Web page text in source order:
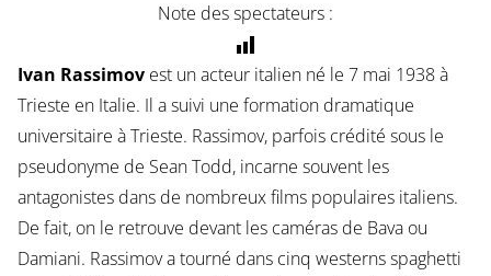
Note des spectateurs :
Ivan Rassimovest un acteur italien né le 7 mai 1938 à
Trieste en Italie. Il a suivi une formation dramatique
universitaire à Trieste. Rassimov, parfois crédité sous le
pseudonyme de Sean Todd, incarne souvent les
antagonistes dans de nombreux films populaires italiens.
De fait, on le retrouve devant les caméras de Bava ou
Damiani. Rassimov a tourné dans cinq westerns spaghetti